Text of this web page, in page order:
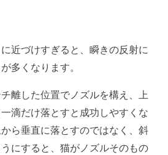
近づけすぎると、瞬きの反射に
多くなります。
離した位置でノズルを構え、上
滴だけ落とすと成功しやすくな
ら垂直に落とすのではなく、斜
にすると、猫がノズルそのもの